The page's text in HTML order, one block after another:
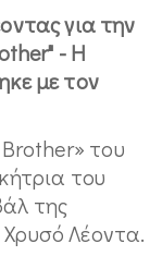
για την
- Η
με τον
του
του
της
Λέοντα.